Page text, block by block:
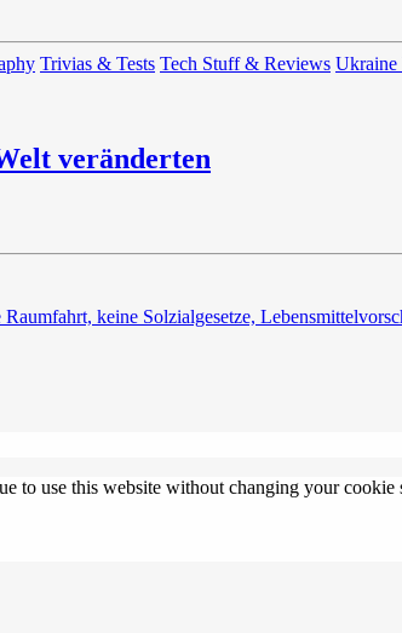
Trivias & Tests Tech Stuff & Reviews Ukraine
veränderten
keine Solzialgesetze,
to use this website without changing your